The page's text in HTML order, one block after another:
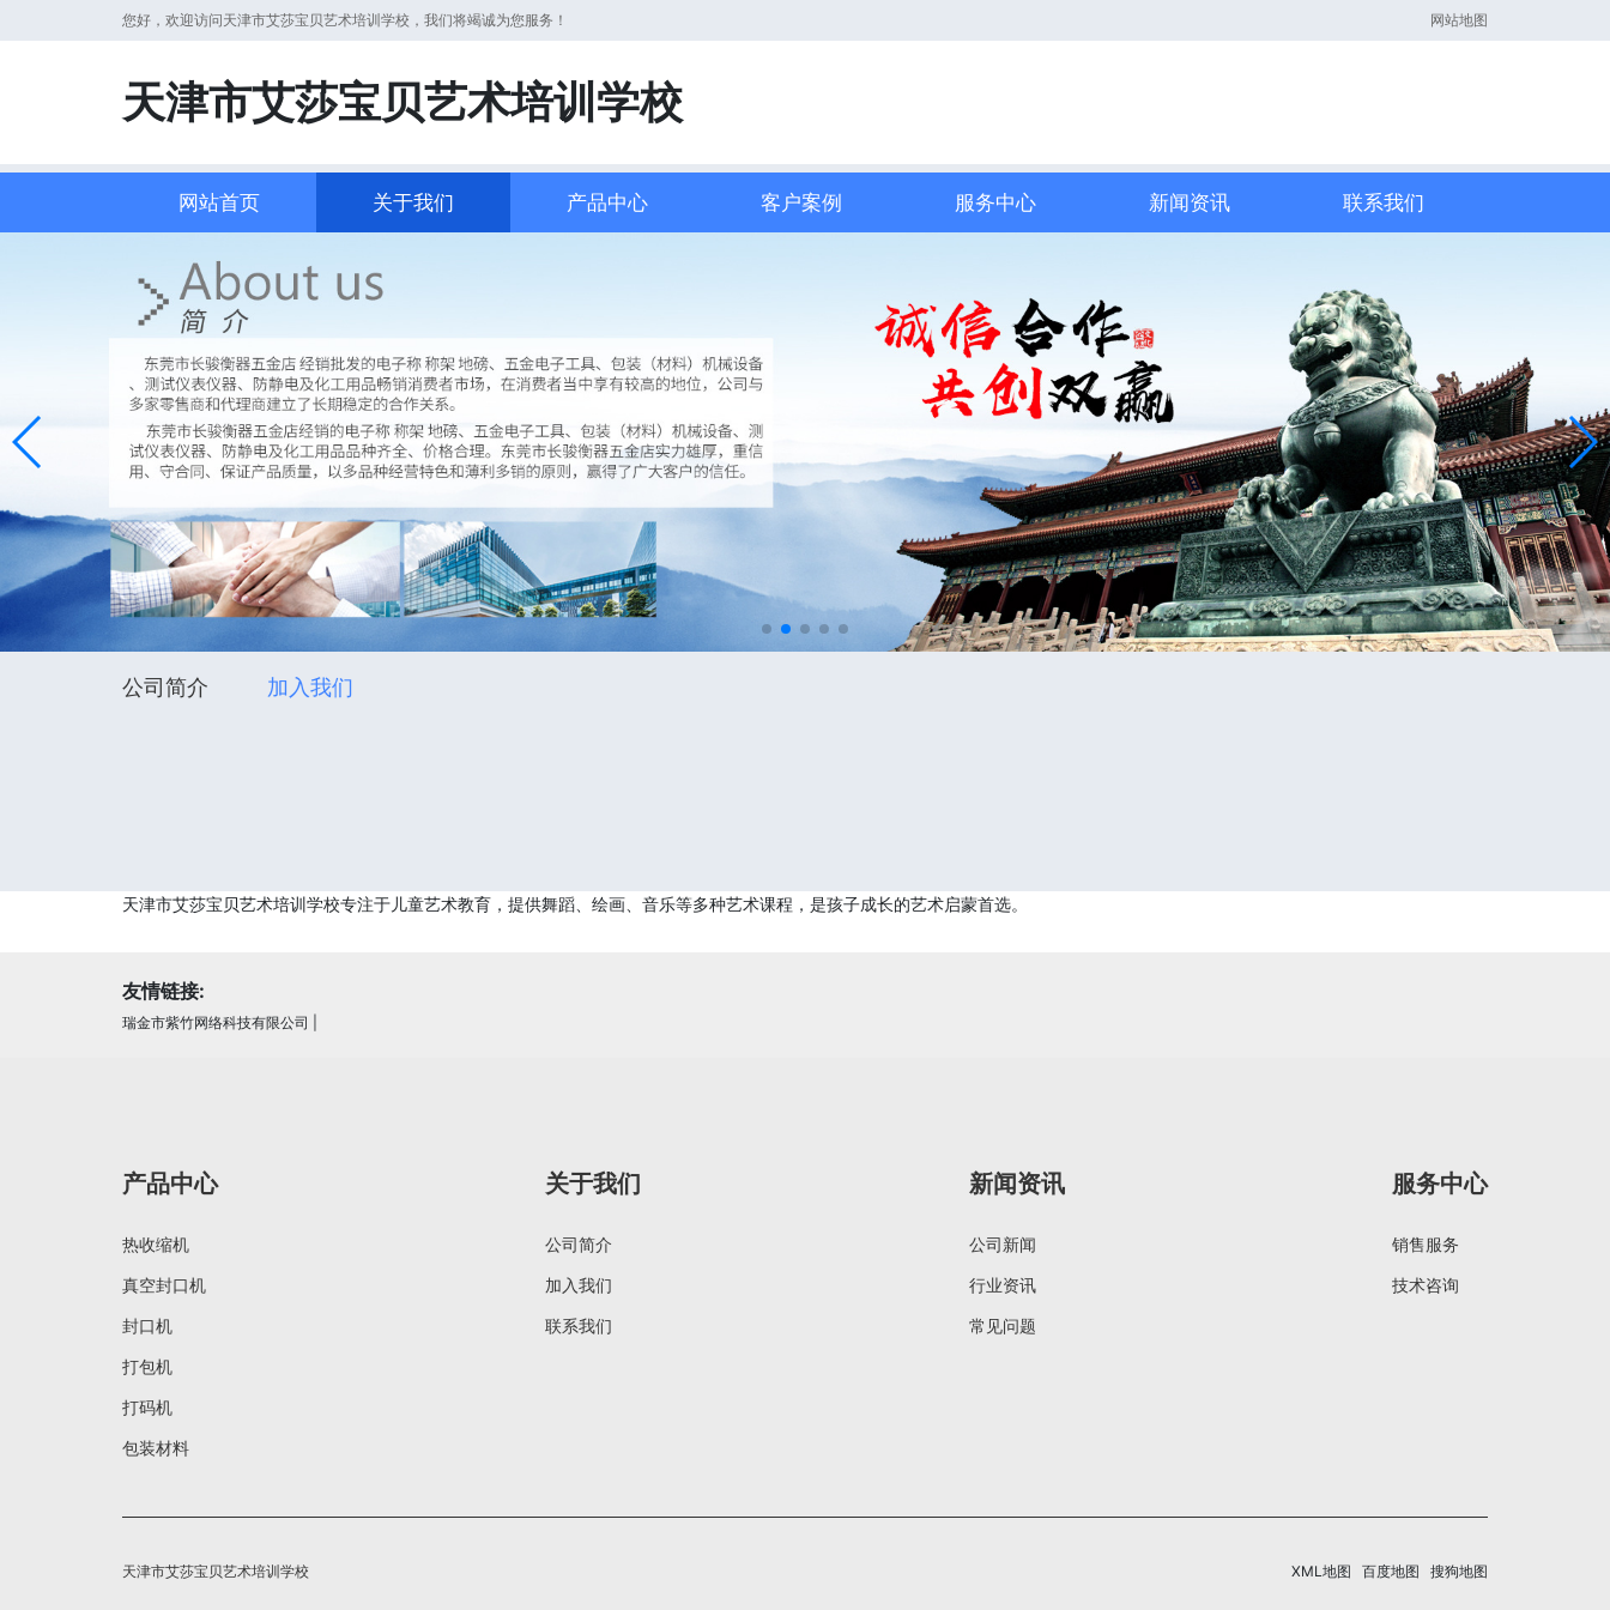
您好，欢迎访问天津市艾莎宝贝艺术培训学校，我们将竭诚为您服务！ 网站地图
天津市艾莎宝贝艺术培训学校
网站首页 关于我们 产品中心 客户案例 服务中心 新闻资讯 联系我们
公司简介 加入我们
天津市艾莎宝贝艺术培训学校专注于儿童艺术教育，提供舞蹈、绘画、音乐等多种艺术课程，是孩子成长的艺术启蒙首选。
友情链接:
瑞金市紫竹网络科技有限公司
产品中心
热收缩机
真空封口机
封口机
打包机
打码机
包装材料
关于我们
公司简介
加入我们
联系我们
新闻资讯
公司新闻
行业资讯
常见问题
服务中心
销售服务
技术咨询
天津市艾莎宝贝艺术培训学校 XML地图 百度地图 搜狗地图